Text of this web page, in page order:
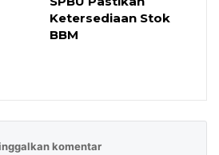
Ketersediaan Stok
BBM
komentar